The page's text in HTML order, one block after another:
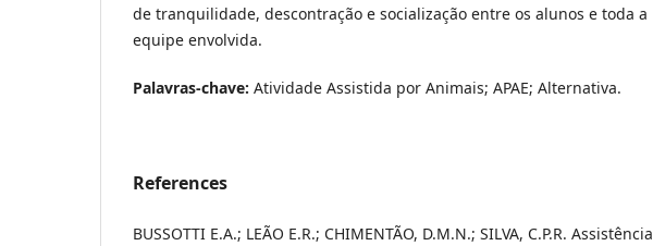
de tranquilidade, descontração e socialização entre os alunos e toda a
equipe envolvida.
Palavras-chave: Atividade Assistida por Animais; APAE; Alternativa.
References
BUSSOTTI E.A.; LEÃO E.R.; CHIMENTÃO, D.M.N.; SILVA, C.P.R. Assistência